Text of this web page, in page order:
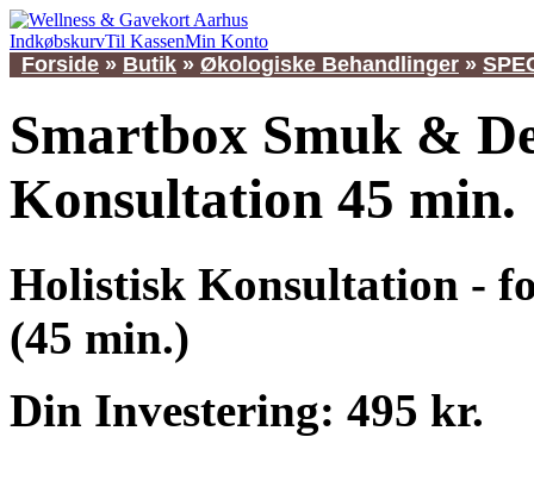
IndkøbskurvTil KassenMin Konto
Forside » Butik » Økologiske Behandlinger »
Smartbox Smuk &
Konsultation 45 min.
Holistisk Konsultation -
(45 min.)
Din Investering: 495 kr.